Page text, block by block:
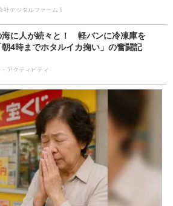
社デジタルファーム )
海に人が続々と！ 軽バンに冷凍庫を
4時までホタルイカ掬い」の奮闘記
アクティビティ